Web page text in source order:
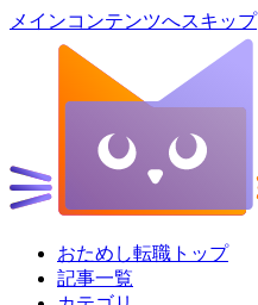
メインコンテンツへスキップ
おためし転職トップ
記事一覧